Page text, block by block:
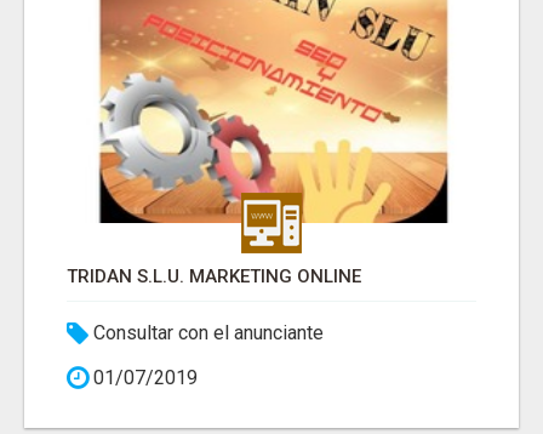
TRIDAN S.L.U. MARKETING ONLINE
Consultar con el anunciante
01/07/2019